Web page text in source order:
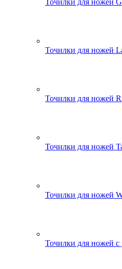
Точилки для ножей
Точилки для ножей
Точилки для ножей
Точилки для ножей
Точилки для ножей
Точилки для ножей